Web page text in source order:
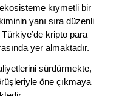
kıymetli bir
yanı sıra düzenli
kripto para
yer almaktadır.
sürdürmekte,
öne çıkmaya